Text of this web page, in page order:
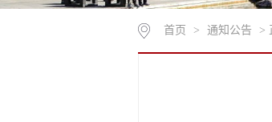
首页 > 通知公告 >